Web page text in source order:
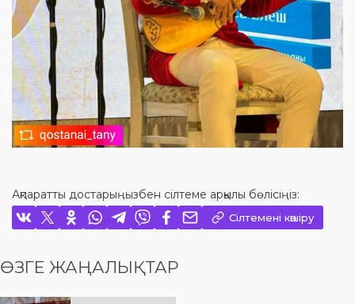
Ақпаратты достарыңызбен сілтеме арқылы бөлісіңіз:
Сілтемені көшіру
ӨЗГЕ ЖАҢАЛЫҚТАР